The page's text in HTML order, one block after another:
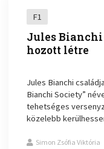
F1
Jules
hozott létre
Jules Bianchi
Bianchi Society”
tehetséges
közelebb
Simon Zsófia Viktória